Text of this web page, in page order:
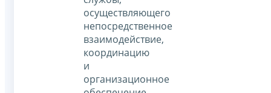
осуществляющего
непосредственное
взаимодействие,
координацию
и
организационное